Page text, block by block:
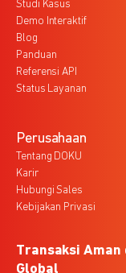
Studi Kasus
Demo Interaktif
Blog
Panduan
Referensi API
Status Layanan
Perusahaan
Tentang DOKU
Karir
Hubungi Sales
Kebijakan Privasi
Transaksi Aman
Global